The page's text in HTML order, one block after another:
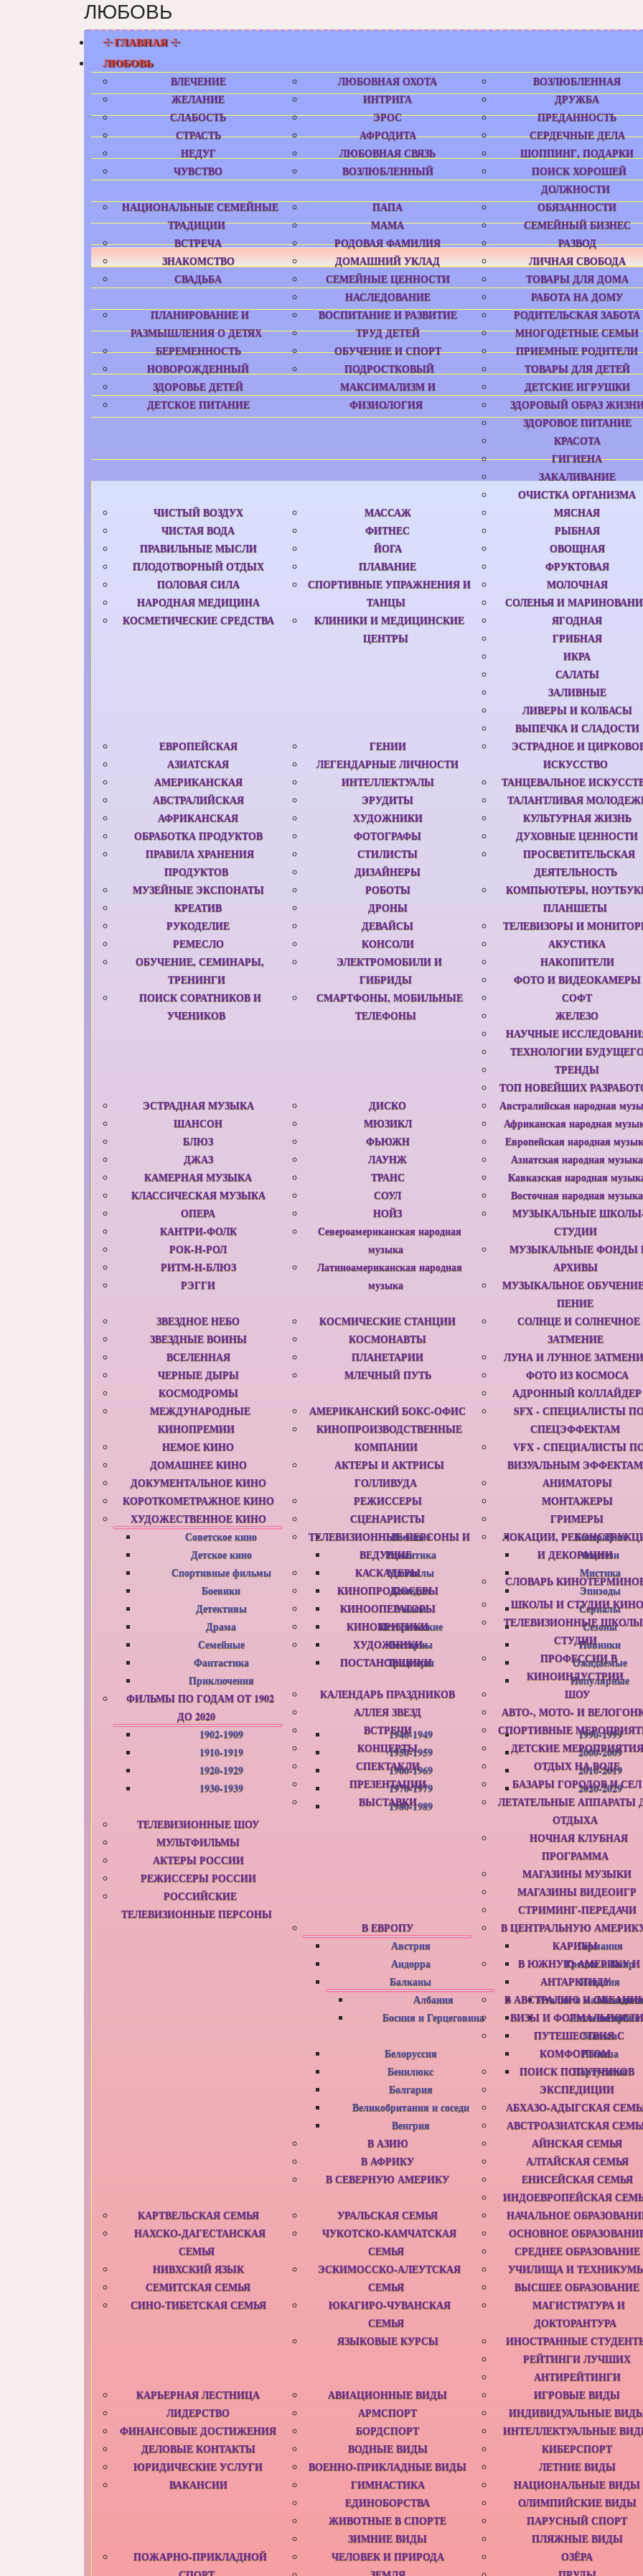
ЛЮБОВЬ
⸭ ГЛАВНАЯ ⸭
ЛЮБОВЬ
ВЛЕЧЕНИЕ
ЖЕЛАНИЕ
СЛАБОСТЬ
СТРАСТЬ
НЕДУГ
ЧУВСТВО
ЛЮБОВНАЯ ОХОТА
ИНТРИГА
ЭРОС
АФРОДИТА
ЛЮБОВНАЯ СВЯЗЬ
ВОЗЛЮБЛЕННЫЙ
ВОЗЛЮБЛЕННАЯ
ДРУЖБА
ПРЕДАННОСТЬ
СЕРДЕЧНЫЕ ДЕЛА
ШОППИНГ, ПОДАРКИ
ПОИСК ХОРОШЕЙ
ДОЛЖНОСТИ
НАЦИОНАЛЬНЫЕ СЕМЕЙНЫЕ
ТРАДИЦИИ
ВСТРЕЧА
ЗНАКОМСТВО
СВАДЬБА
ПАПА
МАМА
РОДОВАЯ ФАМИЛИЯ
ДОМАШНИЙ УКЛАД
СЕМЕЙНЫЕ ЦЕННОСТИ
НАСЛЕДОВАНИЕ
ОБЯЗАННОСТИ
СЕМЕЙНЫЙ БИЗНЕС
РАЗВОД
ЛИЧНАЯ СВОБОДА
ТОВАРЫ ДЛЯ ДОМА
РАБОТА НА ДОМУ
ПЛАНИРОВАНИЕ И
РАЗМЫШЛЕНИЯ О ДЕТЯХ
БЕРЕМЕННОСТЬ
НОВОРОЖДЕННЫЙ
ЗДОРОВЬЕ ДЕТЕЙ
ДЕТСКОЕ ПИТАНИЕ
ВОСПИТАНИЕ И РАЗВИТИЕ
ТРУД ДЕТЕЙ
ОБУЧЕНИЕ И СПОРТ
ПОДРОСТКОВЫЙ
МАКСИМАЛИЗМ И
ФИЗИОЛОГИЯ
РОДИТЕЛЬСКАЯ ЗАБОТА
МНОГОДЕТНЫЕ СЕМЬИ
ПРИЕМНЫЕ РОДИТЕЛИ
ТОВАРЫ ДЛЯ ДЕТЕЙ
ДЕТСКИЕ ИГРУШКИ
ЗДОРОВЫЙ ОБРАЗ
ЗДОРОВОЕ ПИТАНИЕ
КРАСОТА
ГИГИЕНА
ЗАКАЛИВАНИЕ
ОЧИСТКА ОРГАНИЗМА
ЧИСТЫЙ ВОЗДУХ
ЧИСТАЯ ВОДА
ПРАВИЛЬНЫЕ МЫСЛИ
ПЛОДОТВОРНЫЙ ОТДЫХ
ПОЛОВАЯ СИЛА
НАРОДНАЯ МЕДИЦИНА
КОСМЕТИЧЕСКИЕ СРЕДСТВА
МАССАЖ
ФИТНЕС
ЙОГА
ПЛАВАНИЕ
СПОРТИВНЫЕ УПРАЖНЕНИЯ И
ТАНЦЫ
КЛИНИКИ И МЕДИЦИНСКИЕ
ЦЕНТРЫ
МЯСНАЯ
РЫБНАЯ
ОВОЩНАЯ
ФРУКТОВАЯ
МОЛОЧНАЯ
СОЛЕНЬЯ И
ЯГОДНАЯ
ГРИБНАЯ
ИКРА
САЛАТЫ
ЗАЛИВНЫЕ
ЛИВЕРЫ И КОЛБАСЫ
ВЫПЕЧКА И СЛАДОСТИ
ЕВРОПЕЙСКАЯ
АЗИАТСКАЯ
АМЕРИКАНСКАЯ
АВСТРАЛИЙСКАЯ
АФРИКАНСКАЯ
ОБРАБОТКА ПРОДУКТОВ
ПРАВИЛА ХРАНЕНИЯ
ПРОДУКТОВ
ГЕНИИ
ЛЕГЕНДАРНЫЕ ЛИЧНОСТИ
ИНТЕЛЛЕКТУАЛЫ
ЭРУДИТЫ
ХУДОЖНИКИ
ФОТОГРАФЫ
СТИЛИСТЫ
ДИЗАЙНЕРЫ
ЭСТРАДНОЕ И
ИСКУССТВО
ТАНЦЕВАЛЬНОЕ
ТАЛАНТЛИВАЯ
КУЛЬТУРНАЯ ЖИЗНЬ
ДУХОВНЫЕ ЦЕННОСТИ
ПРОСВЕТИТЕЛЬСКАЯ
ДЕЯТЕЛЬНОСТЬ
МУЗЕЙНЫЕ ЭКСПОНАТЫ
КРЕАТИВ
РУКОДЕЛИЕ
РЕМЕСЛО
ОБУЧЕНИЕ, СЕМИНАРЫ,
ТРЕНИНГИ
ПОИСК СОРАТНИКОВ И
УЧЕНИКОВ
РОБОТЫ
ДРОНЫ
ДЕВАЙСЫ
КОНСОЛИ
ЭЛЕКТРОМОБИЛИ И
ГИБРИДЫ
СМАРТФОНЫ, МОБИЛЬНЫЕ
ТЕЛЕФОНЫ
КОМПЬЮТЕРЫ,
ПЛАНШЕТЫ
ТЕЛЕВИЗОРЫ И
АКУСТИКА
НАКОПИТЕЛИ
ФОТО И ВИДЕОКАМЕРЫ
СОФТ
ЖЕЛЕЗО
НАУЧНЫЕ
ТЕХНОЛОГИИ
ТРЕНДЫ
ТОП НОВЕЙШИХ
ЭСТРАДНАЯ МУЗЫКА
ШАНСОН
БЛЮЗ
ДЖАЗ
КАМЕРНАЯ МУЗЫКА
КЛАССИЧЕСКАЯ МУЗЫКА
ОПЕРА
КАНТРИ-ФОЛК
РОК-Н-РОЛ
РИТМ-Н-БЛЮЗ
РЭГГИ
ДИСКО
МЮЗИКЛ
ФЬЮЖН
ЛАУНЖ
ТРАНС
СОУЛ
НОЙЗ
Североамериканская народная
музыка
Латиноамериканская народная
музыка
Австралийская народная
Африканская народная
Европейская народная
Азиатская народная музыка
Кавказская народная
Восточная народная музыка
МУЗЫКАЛЬНЫЕ
СТУДИИ
МУЗЫКАЛЬНЫЕ ФОНДЫ
АРХИВЫ
МУЗЫКАЛЬНОЕ
ПЕНИЕ
ЗВЕЗДНОЕ НЕБО
ЗВЕЗДНЫЕ ВОИНЫ
ВСЕЛЕННАЯ
ЧЕРНЫЕ ДЫРЫ
КОСМОДРОМЫ
КОСМИЧЕСКИЕ СТАНЦИИ
КОСМОНАВТЫ
ПЛАНЕТАРИИ
МЛЕЧНЫЙ ПУТЬ
СОЛНЦЕ И СОЛНЕЧНОЕ
ЗАТМЕНИЕ
ЛУНА И ЛУННОЕ
ФОТО ИЗ КОСМОСА
АДРОННЫЙ КОЛЛАЙДЕР
МЕЖДУНАРОДНЫЕ
КИНОПРЕМИИ
НЕМОЕ КИНО
ДОМАШНЕЕ КИНО
ДОКУМЕНТАЛЬНОЕ КИНО
КОРОТКОМЕТРАЖНОЕ КИНО
ХУДОЖЕСТВЕННОЕ КИНО
Советское кино
Детское кино
Спортивные фильмы
Боевики
Детективы
Драма
Семейные
Фантастика
Приключения
Военные
Романтика
Мюзиклы
Комедии
Ужасы
Исторические
Вестерны
Триллеры
Биографии
Фэнтези
Мистика
Эпизоды
Сериалы
Сезоны
Новинки
Ожидаемые
Популярные
ФИЛЬМЫ ПО ГОДАМ ОТ 1902
ДО 2020
1902-1909
1910-1919
1920-1929
1930-1939
1940-1949
1950-1959
1960-1969
1970-1979
1980-1989
1990-1999
2000-2009
2010-2019
2020-2029
ТЕЛЕВИЗИОННЫЕ ШОУ
МУЛЬТФИЛЬМЫ
АКТЕРЫ РОССИИ
РЕЖИССЕРЫ РОССИИ
РОССИЙСКИЕ
ТЕЛЕВИЗИОННЫЕ ПЕРСОНЫ
АМЕРИКАНСКИЙ БОКС-ОФИС
КИНОПРОИЗВОДСТВЕННЫЕ
КОМПАНИИ
АКТЕРЫ И АКТРИСЫ
ГОЛЛИВУДА
РЕЖИССЕРЫ
СЦЕНАРИСТЫ
ТЕЛЕВИЗИОННЫЕ ПЕРСОНЫ И
ВЕДУЩИЕ
КАСКАДЕРЫ
КИНОПРОДЮСЕРЫ
КИНООПЕРАТОРЫ
КИНОКРИТИКИ
ХУДОЖНИКИ-
ПОСТАНОВЩИКИ
SFX - СПЕЦИАЛИСТЫ
СПЕЦЭФФЕКТАМ
VFX - СПЕЦИАЛИСТЫ
ВИЗУАЛЬНЫМ ЭФФЕКТАМ
АНИМАТОРЫ
МОНТАЖЕРЫ
ГРИМЕРЫ
ЛОКАЦИИ,
И ДЕКОРАЦИИ
СЛОВАРЬ
ШКОЛЫ И СТУДИИ КИНО
ТЕЛЕВИЗИОННЫЕ
СТУДИИ
ПРОФЕССИИ В
КИНОИНДУСТРИИ
КАЛЕНДАРЬ ПРАЗДНИКОВ
АЛЛЕЯ ЗВЕЗД
ВСТРЕЧИ
КОНЦЕРТЫ
СПЕКТАКЛИ
ПРЕЗЕНТАЦИИ
ВЫСТАВКИ
ШОУ
АВТО-, МОТО- И
СПОРТИВНЫЕ
ДЕТСКИЕ МЕРОПРИЯТИЯ
ОТДЫХ НА ВОДЕ
БАЗАРЫ ГОРОДОВ И СЕЛ
ЛЕТАТЕЛЬНЫЕ АППАРАТЫ
ОТДЫХА
НОЧНАЯ КЛУБНАЯ
ПРОГРАММА
МАГАЗИНЫ МУЗЫКИ
МАГАЗИНЫ ВИДЕОИГР
СТРИМИНГ-ПЕРЕДАЧИ
В ЕВРОПУ
Австрия
Андорра
Балканы
Албания
Босния и Герцеговина
Сербия
Белоруссия
Бенилюкс
Болгария
Великобритания и соседи
Венгрия
Германия
Греция и Кипр
Испания
Италия и маленькие
Лихтенштейн
Мальта
Польша
Португалия
В АЗИЮ
В АФРИКУ
В СЕВЕРНУЮ АМЕРИКУ
В ЦЕНТРАЛЬНУЮ
КАРИБЫ
В ЮЖНУЮ АМЕРИКУ И
АНТАРКТИДУ
В АВСТРАЛИЮ И
ВИЗЫ И ФОРМАЛЬНОСТИ
ПУТЕШЕСТВИЯ С
КОМФОРТОМ
ПОИСК ПОПУТЧИКОВ
ЭКСПЕДИЦИИ
АБХАЗО-АДЫГСКАЯ
АВСТРОАЗИАТСКАЯ
АЙНСКАЯ СЕМЬЯ
АЛТАЙСКАЯ СЕМЬЯ
ЕНИСЕЙСКАЯ СЕМЬЯ
ИНДОЕВРОПЕЙСКАЯ
КАРТВЕЛЬСКАЯ СЕМЬЯ
НАХСКО-ДАГЕСТАНСКАЯ
СЕМЬЯ
НИВХСКИЙ ЯЗЫК
СЕМИТСКАЯ СЕМЬЯ
СИНО-ТИБЕТСКАЯ СЕМЬЯ
УРАЛЬСКАЯ СЕМЬЯ
ЧУКОТСКО-КАМЧАТСКАЯ
СЕМЬЯ
ЭСКИМОССКО-АЛЕУТСКАЯ
СЕМЬЯ
ЮКАГИРО-ЧУВАНСКАЯ
СЕМЬЯ
ЯЗЫКОВЫЕ КУРСЫ
НАЧАЛЬНОЕ
ОСНОВНОЕ
СРЕДНЕЕ ОБРАЗОВАНИЕ
УЧИЛИЩА И
ВЫСШЕЕ ОБРАЗОВАНИЕ
МАГИСТРАТУРА И
ДОКТОРАНТУРА
ИНОСТРАННЫЕ
РЕЙТИНГИ ЛУЧШИХ
АНТИРЕЙТИНГИ
КАРЬЕРНАЯ ЛЕСТНИЦА
ЛИДЕРСТВО
ФИНАНСОВЫЕ ДОСТИЖЕНИЯ
ДЕЛОВЫЕ КОНТАКТЫ
ЮРИДИЧЕСКИЕ УСЛУГИ
ВАКАНСИИ
АВИАЦИОННЫЕ ВИДЫ
АРМСПОРТ‎
БОРДСПОРТ
ВОДНЫЕ ВИДЫ
ВОЕННО-ПРИКЛАДНЫЕ ВИДЫ
ГИМНАСТИКА
ЕДИНОБОРСТВА‎
ЖИВОТНЫЕ В СПОРТЕ
ЗИМНИЕ ВИДЫ
ИГРОВЫЕ ВИДЫ
ИНДИВИДУАЛЬНЫЕ
ИНТЕЛЛЕКТУАЛЬНЫЕ
КИБЕРСПОРТ
ЛЕТНИЕ ВИДЫ
НАЦИОНАЛЬНЫЕ ВИДЫ
ОЛИМПИЙСКИЕ ВИДЫ
ПАРУСНЫЙ СПОРТ
ПЛЯЖНЫЕ ВИДЫ
ПОЖАРНО-ПРИКЛАДНОЙ
ЧЕЛОВЕК И ПРИРОДА
ОЗЁРА